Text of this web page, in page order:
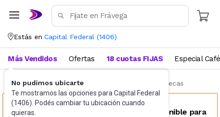
Estás en Capital Federal (1406)
No pudimos ubicarte
Te mostramos las opciones para Capital Federal
(1406). Podés cambiar tu ubicación cuando
quieras.
Más Vendidos Ofertas 18 cuotas FIJAS Especial Café
Muñecas y Accesorios Accesorios para muñecas
Este producto no se encuentra disponible para